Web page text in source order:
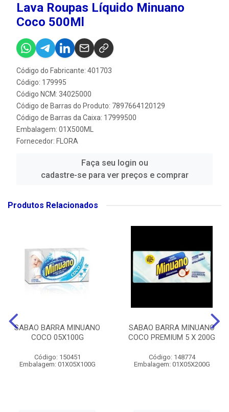
Lava Roupas Líquido Minuano
Coco 500Ml
Código do Fabricante: 401703
Código: 179995
Código NCM: 34025000
Código de Barras do Produto: 7897664120129
Código de Barras da Caixa: 17999500
Embalagem: 01X500ML
Fornecedor: FLORA
Faça seu login ou
cadastre-se para ver preços e comprar
Produtos Relacionados
SABAO BARRA MINUANO
COCO 05X100G
Código: 150451
Embalagem: 01X05X100G
SABAO BARRA MINUANO
COCO PREMIUM 5 X 200G
Código: 148774
Embalagem: 01X05X200G